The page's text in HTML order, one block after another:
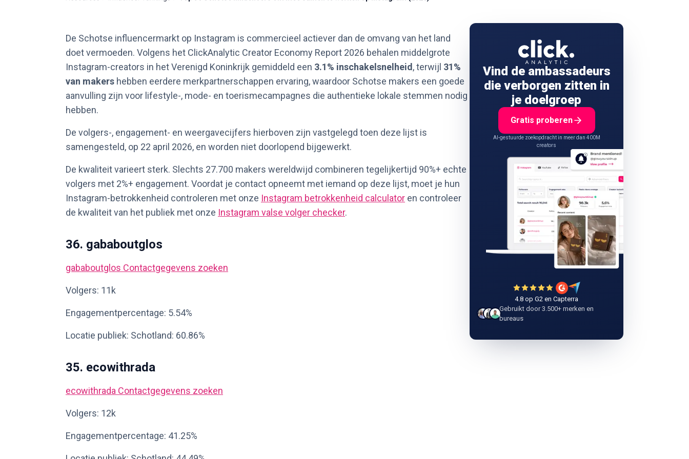
De Schotse influencermarkt op Instagram is commercieel actiever dan de omvang van het land
doet vermoeden. Volgens het ClickAnalytic Creator Economy Report 2026 behalen middelgrote
Instagram-creators in het Verenigd Koninkrijk gemiddeld een 3.1% inschakelsnelheid , terwijl 31%
van makers hebben eerdere merkpartnerschappen ervaring, waardoor Schotse makers een goede
aanvulling zijn voor lifestyle-, mode- en toerismecampagnes die authentieke lokale stemmen nodig
hebben.
De volgers-, engagement- en weergavecijfers hierboven zijn vastgelegd toen deze lijst is
samengesteld, op 22 april 2026, en worden niet doorlopend bijgewerkt.
De kwaliteit varieert sterk. Slechts 27.700 makers wereldwijd combineren tegelijkertijd 90%+ echte
volgers met 2%+ engagement. Voordat je contact opneemt met iemand op deze lijst, moet je hun
Instagram-betrokkenheid controleren met onze Instagram betrokkenheid calculator en controleer
de kwaliteit van het publiek met onze Instagram valse volger checker.
36. gababoutglos
gababoutglos Contactgegevens zoeken
Volgers: 11k
Engagementpercentage: 5.54%
Locatie publiek: Schotland: 60.86%
35. ecowithrada
ecowithrada Contactgegevens zoeken
Volgers: 12k
Engagementpercentage: 41.25%
Vind de ambassadeurs
die verborgen zitten in
je doelgroep
Gratis proberen
AI-gestuurde zoekopdracht in meer dan 400M
creators
4.8 op G2 en Capterra
Gebruikt door 3.500+ merken en
bureaus